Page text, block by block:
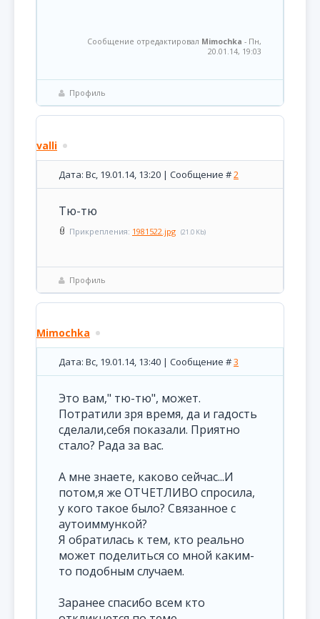
Сообщение отредактировал Mimochka - Пн,
20.01.14, 19:03
Профиль
valli
Дата: Вс, 19.01.14, 13:20 | Сообщение #2
Тю-тю
Прикрепления: 1981522.jpg (21.0 Kb)
Профиль
Mimochka
Дата: Вс, 19.01.14, 13:40 | Сообщение #3
Это вам," тю-тю", может.
Потратили зря время, да и гадость
сделали,себя показали. Приятно
стало? Рада за вас.
А мне знаете, каково сейчас...И
потом,я же ОТЧЕТЛИВО спросила,
у кого такое было? Связанное с
аутоиммункой?
Я обратилась к тем, кто реально
может поделиться со мной каким-
то подобным случаем.
Заранее спасибо всем кто